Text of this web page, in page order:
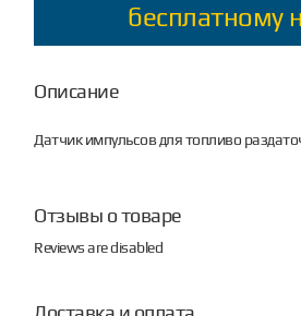
бесплатному
Описание
Датчик импульсов для топливо
Отзывы о товаре
Reviews are disabled